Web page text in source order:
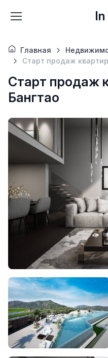
Главная
Старт продаж
Старт продаж
Бангтао